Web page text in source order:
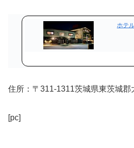
ホテ
住所：〒311-1311茨城県東茨城郡
[pc]